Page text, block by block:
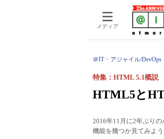
メディア
＠IT アジャイル/DevOps
HTML5と
特集：HTML 5.1概説
2016年11月に2年ぶり
機能を幾つか見てみよう